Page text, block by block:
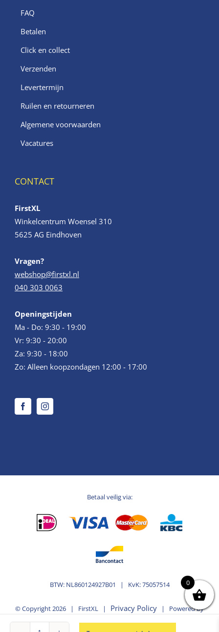
FAQ
Betalen
Click en collect
Verzenden
Levertermijn
Ruilen en retourneren
Algemene voorwaarden
Vacatures
CONTACT
FirstXL
Winkelcentrum Woensel 310
5625 AG Eindhoven
Vragen?
webshop@firstxl.nl
040 303 0063
Openingstijden
Ma - Do: 9:30 - 19:00
Vr: 9:30 - 20:00
Za: 9:30 - 18:00
Zo: Alleen koopzondagen 12:00 - 17:00
Betaal veilig via:
BTW: NL860124927B01 | KvK: 75057514
© Copyright2026 | FirstXL | Privacy Policy | Powered by
MplusKASSA Woocommerce&WooCommerce
0